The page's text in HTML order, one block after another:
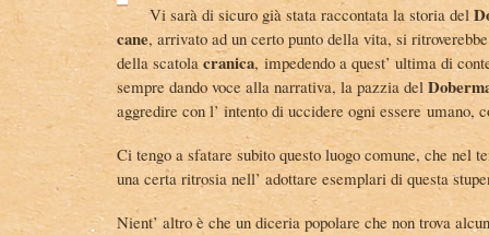
Vi sarà di sicuro già stata raccontata la storia del
cane, arrivato ad un certo punto della vita, si
della scatola cranica, impedendo a quest’ ultima di
sempre dando voce alla narrativa, la pazzia del
aggredire con l’ intento di uccidere ogni essere umano,
Ci tengo a sfatare subito questo luogo comune, che nel
una certa ritrosia nell’ adottare esemplari di questa
Nient’ altro è che un diceria popolare che non trova